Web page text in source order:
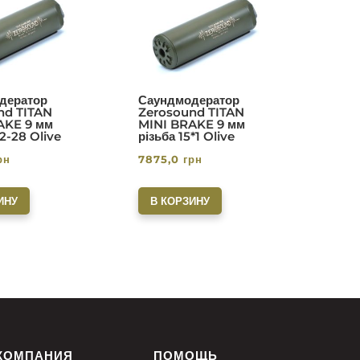
TITAN
9 мм
28 Olive
Саундмодератор
Zerosound TITAN
MINI BRAKE 9 мм
різьба 15*1 Olive
7875,0 грн
В КОРЗИНУ
ПОМОЩЬ